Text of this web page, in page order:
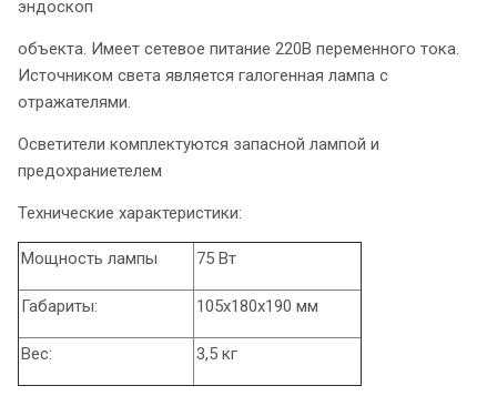
эндоскоп
объекта. Имеет сетевое питание 220В переменного тока.
Источником света является галогенная лампа с
отражателями.
Осветители комплектуются запасной лампой и
предохраниетелем
Технические характеристики:
Мощность лампы 75 Вт
Габариты: 105х180х190 мм
Вес: 3,5 кг